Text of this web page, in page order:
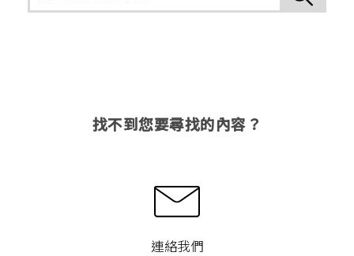
找不到您要尋找的內容？
連絡我們